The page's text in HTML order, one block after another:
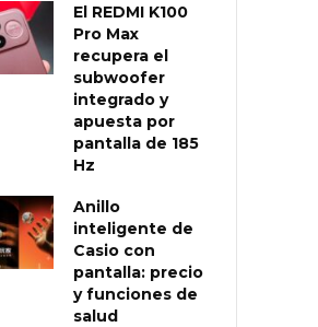
El REDMI K100
Pro Max
recupera el
subwoofer
integrado y
apuesta por
pantalla de 185
Hz
Anillo
inteligente de
Casio con
pantalla: precio
y funciones de
salud